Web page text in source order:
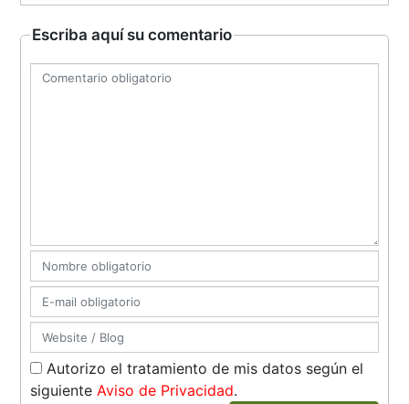
Escriba aquí su comentario
Autorizo el tratamiento de mis datos según el
siguiente Aviso de Privacidad.